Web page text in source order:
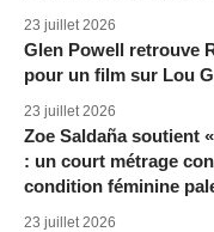
23 juillet 2026
Glen Powell retrouve
pour un film sur Lou
23 juillet 2026
Zoe Saldaña soutient
: un court métrage
condition féminine
23 juillet 2026